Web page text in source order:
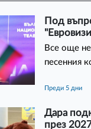
Под
Все още
песенния
преди 5 дни
Дара
през